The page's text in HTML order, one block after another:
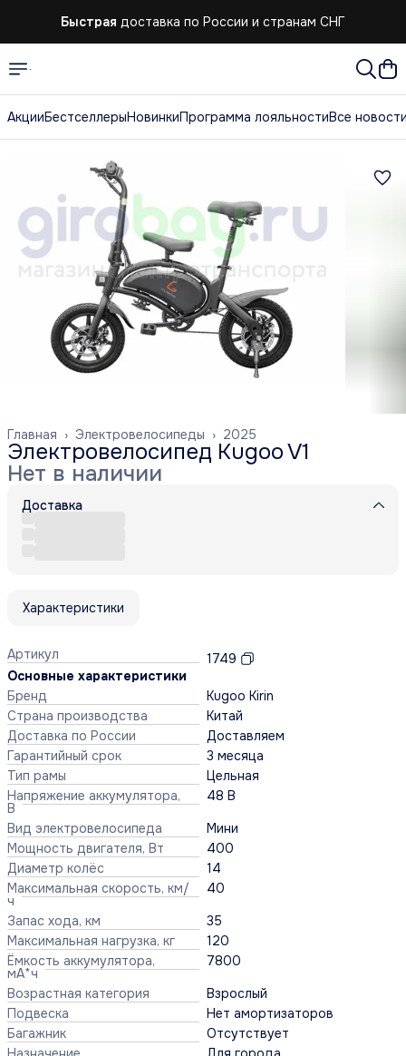
Быстрая доставка по России и странам СНГ
АкцииБестселлерыНовинкиПрограмма лояльностиВсе
2025
Электровелосипеды ›
Главная ›
Электровелосипед Kugoo V1
Нет в наличии
Доставка
Характеристики
Артикул
1749
Основные характеристики
Бренд
Kugoo Kirin
Страна производства
Китай
Доставка по России
Доставляем
Гарантийный срок
3 месяца
Тип рамы
Цельная
Напряжение аккумулятора,
В
48 В
Вид электровелосипеда
Мини
Мощность двигателя, Вт
400
Диаметр колёс
14
Максимальная скорость, км/
ч
40
Запас хода, км
35
Максимальная нагрузка, кг
120
Ёмкость аккумулятора,
мА*ч
7800
Возрастная категория
Взрослый
Подвеска
Нет амортизаторов
Багажник
Отсутствует